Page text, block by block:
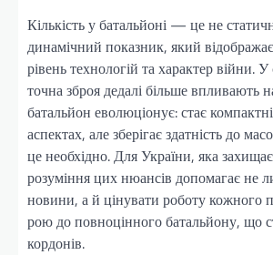
Кількість у батальйоні — це не
динамічний показник, який відображає
рівень технологій та характер війни. У
точна зброя дедалі більше впливають
батальйон еволюціонує: стає
аспектах, але зберігає здатність до
це необхідно. Для України, яка
розуміння цих нюансів допомагає не
новини, а й цінувати роботу кожного
рою до повноцінного батальйону, що
кордонів.